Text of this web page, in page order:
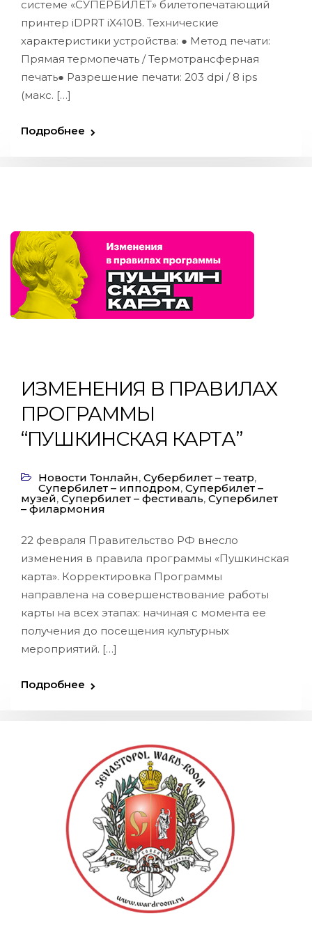
системе «СУПЕРБИЛЕТ» билетопечатающий
принтер iDPRT iX410B. Технические
характеристики устройства: ● Метод печати:
Прямая термопечать / Термотрансферная
печать● Разрешение печати: 203 dpi / 8 ips
(макс. […]
Подробнее
ИЗМЕНЕНИЯ В ПРАВИЛАХ
ПРОГРАММЫ
“ПУШКИНСКАЯ КАРТА”
Новости Тонлайн, Субербилет – театр,
Супербилет – ипподром, Супербилет –
музей, Супербилет – фестиваль, Супербилет
– филармония
22 февраля Правительство РФ внесло
изменения в правила программы «Пушкинская
карта». Корректировка Программы
направлена на совершенствование работы
карты на всех этапах: начиная с момента ее
получения до посещения культурных
мероприятий. […]
Подробнее